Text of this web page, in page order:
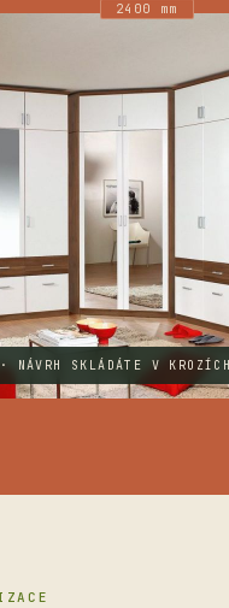
2400 mm
NÁVRH SKLÁDÁTE V KROZÍCH